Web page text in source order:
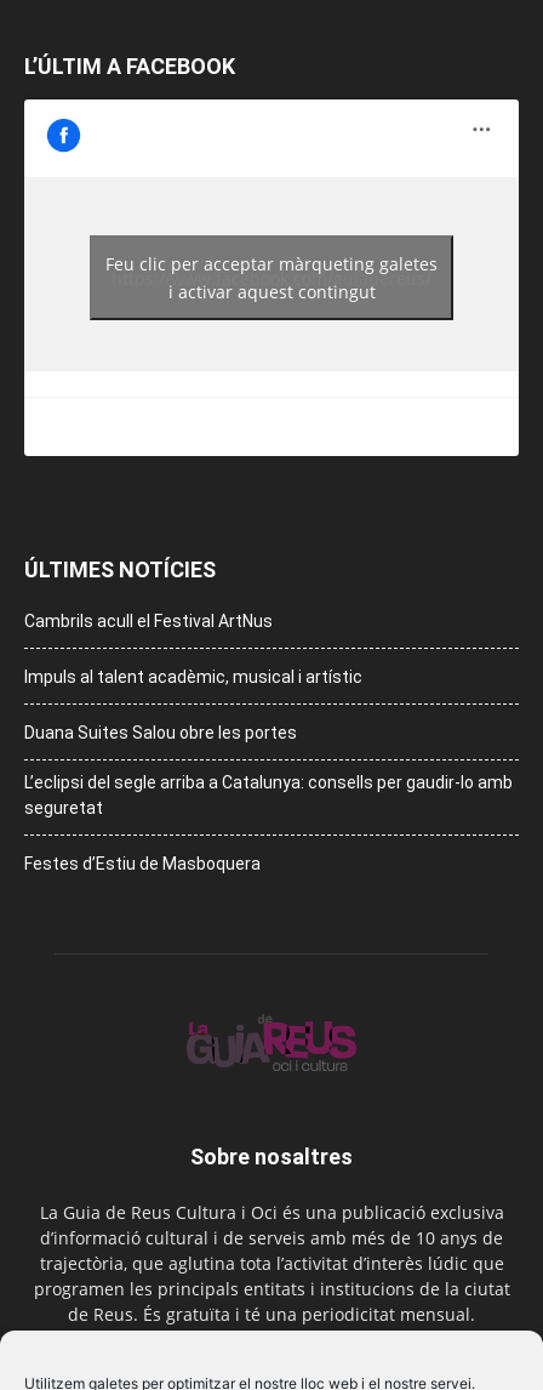
Utilitzem galetes per optimitzar el nostre lloc web i el nostre servei.
L’ÚLTIM A FACEBOOK
https://www.facebook.com/guiadereus/
Feu clic per acceptar màrqueting galetes
i activar aquest contingut
ÚLTIMES NOTÍCIES
Cambrils acull el Festival ArtNus
Impuls al talent acadèmic, musical i artístic
Duana Suites Salou obre les portes
L’eclipsi del segle arriba a Catalunya: consells per gaudir-lo amb
seguretat
Festes d’Estiu de Masboquera
Sobre nosaltres
La Guia de Reus Cultura i Oci és una publicació exclusiva
d’informació cultural i de serveis amb més de 10 anys de
trajectòria, que aglutina tota l’activitat d’interès lúdic que
programen les principals entitats i institucions de la ciutat
de Reus. És gratuïta i té una periodicitat mensual.